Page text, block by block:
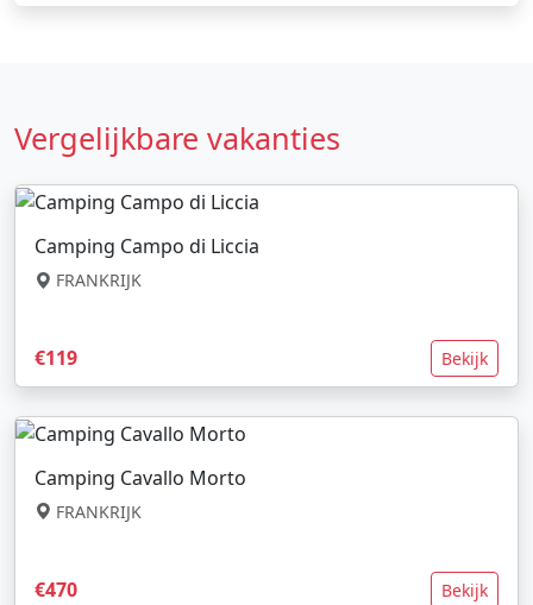
Vergelijkbare vakanties
Camping Campo di Liccia
FRANKRIJK
€119 Bekijk
Camping Cavallo Morto
FRANKRIJK
€470 Bekijk